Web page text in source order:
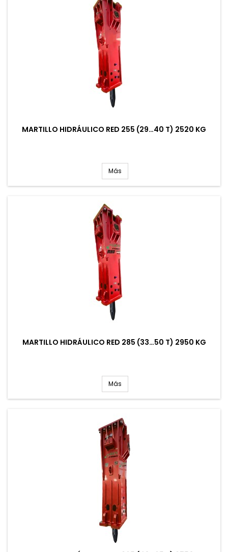
MARTILLO HIDRÁULICO RED 255 (29…40 T) 2520 KG
Más
MARTILLO HIDRÁULICO RED 285 (33…50 T) 2950 KG
Más